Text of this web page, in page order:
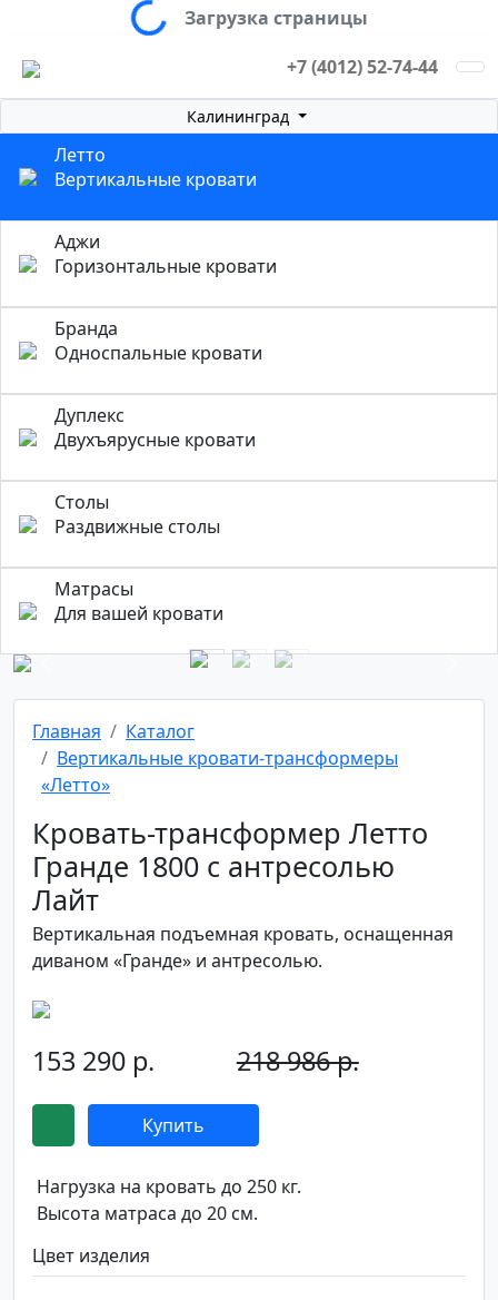
Загрузка страницы
+7 (4012) 52-74-44
Калининград
Летто
Вертикальные кровати
Аджи
Горизонтальные кровати
Бранда
Односпальные кровати
Дуплекс
Двухъярусные кровати
Столы
Раздвижные столы
Матрасы
Для вашей кровати
Главная
Каталог
Вертикальные кровати-трансформеры
«Летто»
Кровать-трансформер Летто
Гранде 1800 с антресолью
Лайт
Вертикальная подъемная кровать, оснащенная
диваном «Гранде» и антресолью.
153 290 р. 218 986 р.
Купить
Нагрузка на кровать до 250 кг.
Высота матраса до 20 см.
Цвет изделия